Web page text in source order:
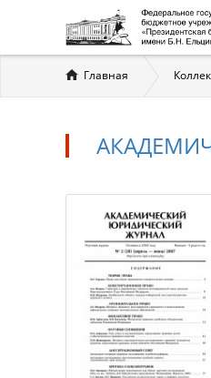
Вы
здесь
Главная